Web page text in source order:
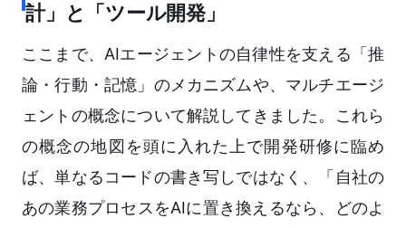
計」と「ツール開発」
ここまで、AIエージェントの自律性を支える「推
論・行動・記憶」のメカニズムや、マルチエージ
ェントの概念について解説してきました。これら
の概念の地図を頭に入れた上で開発研修に臨め
ば、単なるコードの書き写しではなく、「自社の
あの業務プロセスをAIに置き換えるなら、どのよ